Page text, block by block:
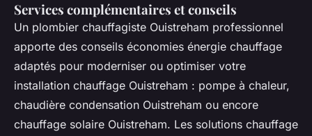
Services complémentaires et conseils
Un plombier chauffagiste Ouistreham professionnel
apporte des conseils économies énergie chauffage
adaptés pour moderniser ou optimiser votre
installation chauffage Ouistreham : pompe à chaleur,
chaudière condensation Ouistreham ou encore
chauffage solaire Ouistreham. Les solutions chauffage